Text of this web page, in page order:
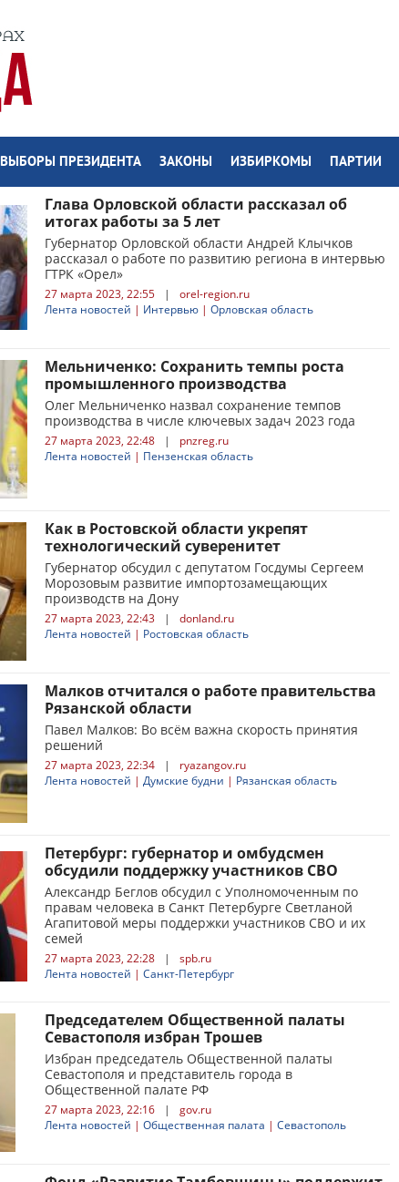
ВЫБОРЫ ПРЕЗИДЕНТА ЗАКОНЫ ИЗБИРКОМЫ ПАРТИИ
Глава Орловской области рассказал об
итогах работы за 5 лет
Губернатор Орловской области Андрей Клычков
рассказал о работе по развитию региона в интервью
ГТРК «Орел»
27 марта 2023, 22:55 |
orel-region.ru
Лента новостей | Интервью | Орловская область
Мельниченко: Сохранить темпы роста
промышленного производства
Олег Мельниченко назвал сохранение темпов
производства в числе ключевых задач 2023 года
27 марта 2023, 22:48 |
pnzreg.ru
Лента новостей | Пензенская область
Как в Ростовской области укрепят
технологический суверенитет
Губернатор обсудил с депутатом Госдумы Сергеем
Морозовым развитие импортозамещающих
производств на Дону
27 марта 2023, 22:43 |
donland.ru
Лента новостей | Ростовская область
Малков отчитался о работе правительства
Рязанской области
Павел Малков: Во всём важна скорость принятия
решений
27 марта 2023, 22:34 |
ryazangov.ru
Лента новостей | Думские будни | Рязанская область
Петербург: губернатор и омбудсмен
обсудили поддержку участников СВО
Александр Беглов обсудил с Уполномоченным по
правам человека в Санкт Петербурге Светланой
Агапитовой меры поддержки участников СВО и их
семей
27 марта 2023, 22:28 |
spb.ru
Лента новостей | Санкт-Петербург
Председателем Общественной палаты
Севастополя избран Трошев
Избран председатель Общественной палаты
Севастополя и представитель города в
Общественной палате РФ
27 марта 2023, 22:16 |
gov.ru
Лента новостей | Общественная палата | Севастополь